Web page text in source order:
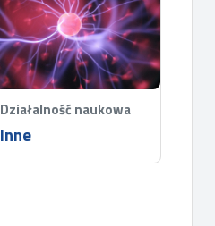
Działalność naukowa
Inne